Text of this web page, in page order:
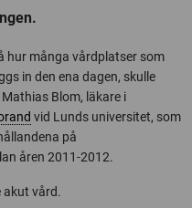
hur många vårdplatser som
in den ena dagen, skulle
Blom, läkare i
vid Lunds universitet, som
på
åren 2011-2012.
akut vård.